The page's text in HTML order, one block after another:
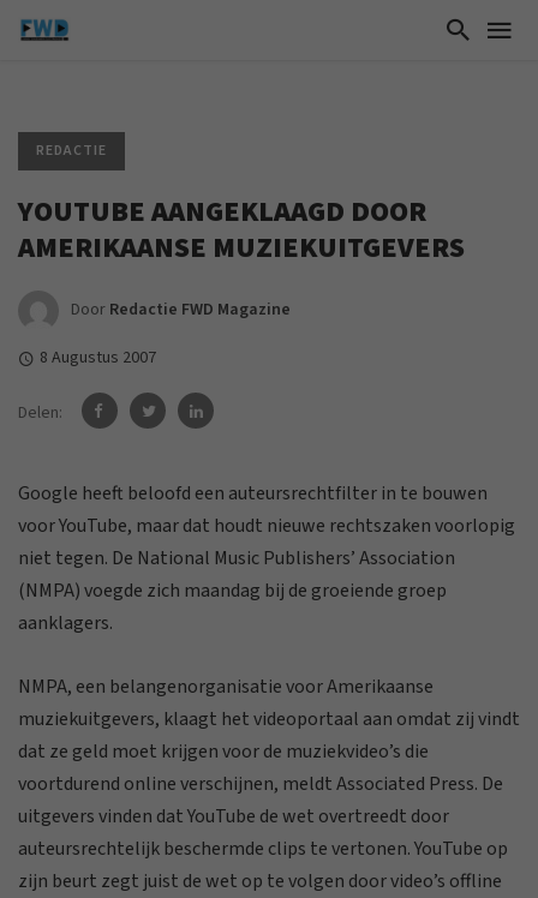
REDACTIE
YOUTUBE AANGEKLAAGD DOOR
AMERIKAANSE MUZIEKUITGEVERS
Door Redactie FWD Magazine
8 Augustus 2007
Delen:
Google heeft beloofd een auteursrechtfilter in te bouwen
voor YouTube, maar dat houdt nieuwe rechtszaken voorlopig
niet tegen. De National Music Publishers’ Association
(NMPA) voegde zich maandag bij de groeiende groep
aanklagers.
NMPA, een belangenorganisatie voor Amerikaanse
muziekuitgevers, klaagt het videoportaal aan omdat zij vindt
dat ze geld moet krijgen voor de muziekvideo’s die
voortdurend online verschijnen, meldt Associated Press. De
uitgevers vinden dat YouTube de wet overtreedt door
auteursrechtelijk beschermde clips te vertonen. YouTube op
zijn beurt zegt juist de wet op te volgen door video’s offline